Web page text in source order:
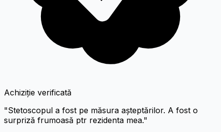
Achiziție verificată
"Stetoscopul a fost pe măsura așteptărilor. A fost o
surpriză frumoasă ptr rezidenta mea."